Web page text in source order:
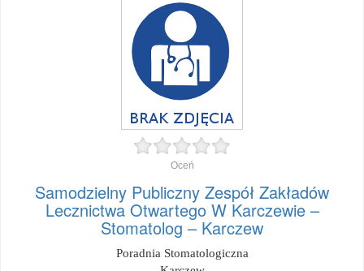
Oceń
Samodzielny Publiczny Zespół Zakładów
Lecznictwa Otwartego W Karczewie –
Stomatolog – Karczew
Poradnia Stomatologiczna